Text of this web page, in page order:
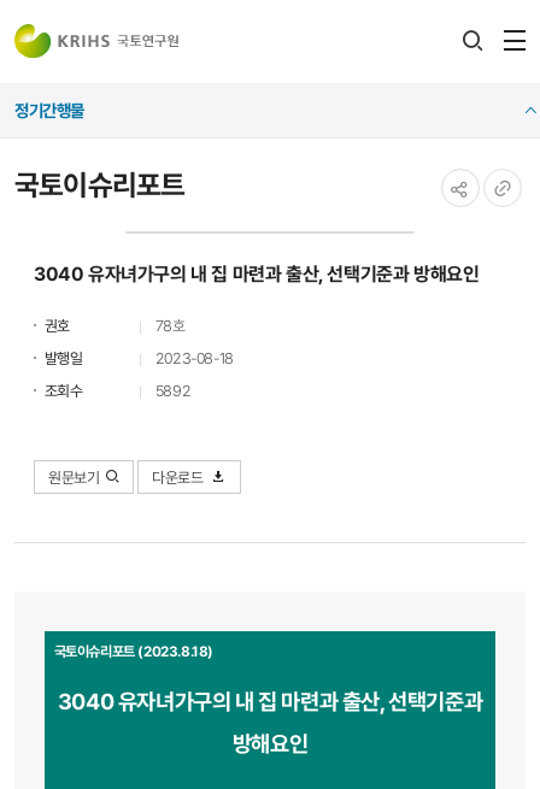
국토이슈리포트
정기간행물
3040 유자녀가구의 내 집 마련과 출산, 선택기준과 방해요인
권호
78호
발행일
2023-08-18
조회수
5892
원문보기 다운로드
국토이슈리포트 (2023.8.18)
3040 유자녀가구의 내 집 마련과 출산, 선택기준과
방해요인